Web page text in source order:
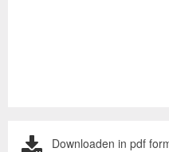
Downloaden in pdf